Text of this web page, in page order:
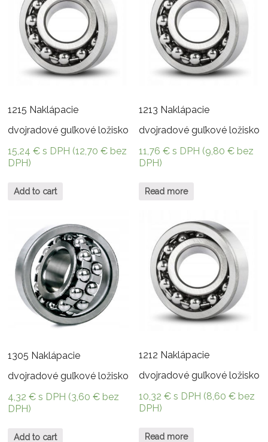
1215 Naklápacie
dvojradové guľkové ložisko
15,24€ s DPH (12,70€ bez
DPH)
Add to cart
1213 Naklápacie
dvojradové guľkové ložisko
11,76€ s DPH (9,80€ bez
DPH)
Read more
1305 Naklápacie
dvojradové guľkové ložisko
4,32€ s DPH (3,60€ bez
DPH)
Add to cart
1212 Naklápacie
dvojradové guľkové ložisko
10,32€ s DPH (8,60€ bez
DPH)
Read more